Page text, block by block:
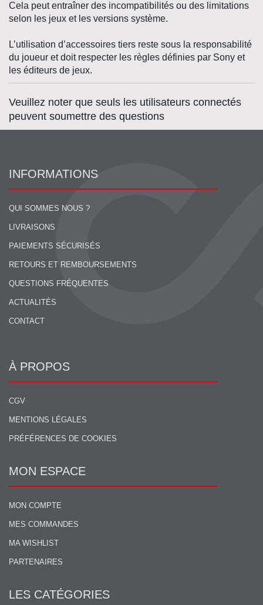
Cela peut entraîner des incompatibilités ou des limitations
selon les jeux et les versions système.
L’utilisation d’accessoires tiers reste sous la responsabilité
du joueur et doit respecter les règles définies par Sony et
les éditeurs de jeux.
Veuillez noter que seuls les utilisateurs connectés
peuvent soumettre des questions
INFORMATIONS
QUI SOMMES NOUS ?
LIVRAISONS
PAIEMENTS SÉCURISÉS
RETOURS ET REMBOURSEMENTS
QUESTIONS FRÉQUENTES
ACTUALITÉS
CONTACT
À PROPOS
CGV
MENTIONS LÉGALES
PRÉFÉRENCES DE COOKIES
MON ESPACE
MON COMPTE
MES COMMANDES
MA WISHLIST
PARTENAIRES
LES CATÉGORIES